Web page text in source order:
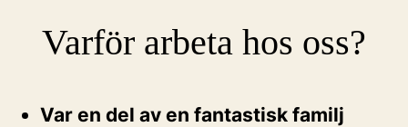
Varför arbeta hos oss?
Var en del av en fantastisk familj